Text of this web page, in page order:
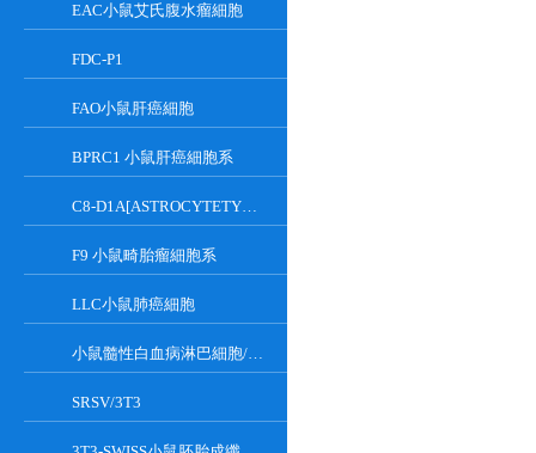
EAC小鼠艾氏腹水瘤細胞
FDC-P1
FAO小鼠肝癌細胞
BPRC1 小鼠肝癌細胞系
C8-D1A[ASTROCYTETYPEICLONE]小鼠小腦細胞
F9 小鼠畸胎瘤細胞系
LLC小鼠肺癌細胞
小鼠髓性白血病淋巴細胞/小鼠白血病G-CSF依賴性細胞
SRSV/3T3